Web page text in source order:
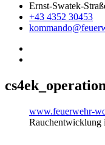
Ernst-Swatek-
+43 4352 30453
www.feuerwehr-
Rauchentwicklung